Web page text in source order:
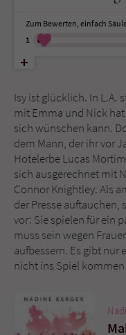
Zum Bewerten, einfach
1
Isy ist glücklich. In L.A.
mit Emma und Nick
sich wünschen kann.
dem Mann, der ihr vor
Hotelerbe Lucas
sich ausgerechnet mit
Connor Knightley. Als
der Presse auftauchen,
vor: Sie spielen für ein
muss sein wegen
aufbessern. Es gibt nur
nicht ins Spiel kommen
Name
Laufzeit 1 Jahr
Zweck Cookie
Name
Anbieter
Laufzeit Session
Zweck
Dieses